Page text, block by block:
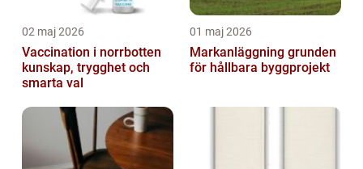
02 maj 2026
Vaccination i norrbotten
kunskap, trygghet och
smarta val
01 maj 2026
Markanläggning grunden
för hållbara byggprojekt